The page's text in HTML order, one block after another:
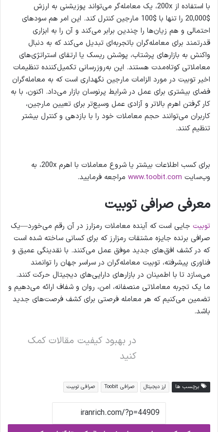
با استفاده از 200x، یک معامله‌گر می‌تواند پوزیشنی به ارزش
$20,000 را تنها با $100 مارجین کنترل کند. این امر هم سودهای
احتمالی و هم زیان‌ها را چندین برابر می‌کند و آن را به ابزاری
قدرتمند برای معامله‌گران باتجربه‌ای تبدیل می‌کند که به دنبال
واکنش به بازارهای پرشتاب، پوشش ریسک یا ارتقای استراتژی‌های
معاملاتی کوتاه‌مدت هستند. این به‌روزرسانی تکمیل‌کننده تنظیمات
اخیر توبیت در مورد الزامات مارجین نگهداری است که به معامله‌گران
فضای بیشتری برای عمل در شرایط پرنوسان بازار می‌داد. اکنون، با به
کار گرفتن اهرم بالاتر و آزادی عمل وسیع‌تر برای تعیین مارجین،
کاربران می‌توانند حجم معاملات خود را با بازدهی و کنترل بیشتر
تنظیم کنند.
برای کسب اطلاعات بیشتر یا شروع معاملات با اهرم 200x، به
وب‌سایت www.toobit.com مراجعه فرمایید.
معرفی صرافی توبیت
توبیت جایی است که آینده معاملات رمزارز در آن رقم می‌خورد—یک
صرافی برنده جایزه مشتقات رمزارز که برای کسانی ساخته شده است
که در کشف افق‌های جدید موفق عمل می‌کنند. با نقدینگی عمیق و
فناوری پیشرفته، توبیت معامله‌گران در سراسر جهان را توانمند
می‌سازد تا با اطمینان در بازارهای دارایی‌های دیجیتال حرکت کنند.
ما یک تجربه معاملاتی منصفانه، امن، روان و شفاف ارائه می‌دهیم و
تضمین می‌کنیم که هر معامله فرصتی برای کشف فرصت‌های جدید
باشد.
در بهبود کیفیت مقالات کمک
کنید
برچسب ها ارز دیجیتال صرافی Toobit صرافی توبیت